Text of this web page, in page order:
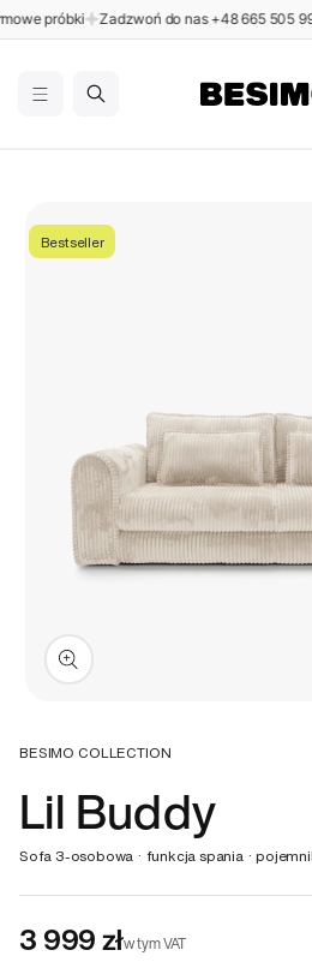
Przejdź
do
treści
próbki Zadzwoń do nas +48 665 505 999
Bestseller
do
1
oknie
modalnym
BESIMO COLLECTION
Lil Buddy
Sofa 3-osobowa · funkcja spania ·
3 999 złw tym VAT